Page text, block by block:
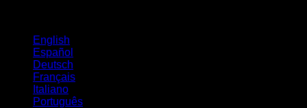
English
Español
Deutsch
Français
Italiano
Português